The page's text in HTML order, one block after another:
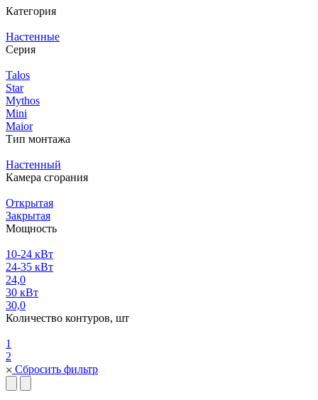
Категория
Настенные
Серия
Talos
Star
Mythos
Mini
Maior
Тип монтажа
Настенный
Камера сгорания
Открытая
Закрытая
Мощность
10-24 кВт
24-35 кВт
24,0
30 кВт
30,0
Количество контуров, шт
1
2
Сбросить фильтр